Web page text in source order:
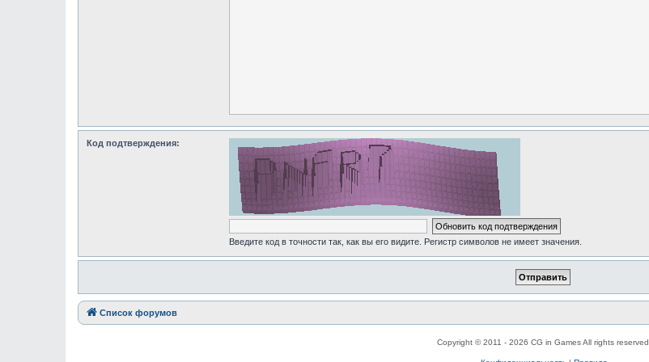
Код подтверждения:
Введите код в точности так, как вы его видите. Регистр символов не имеет значения.
Список форумов
Copyright © 2011 - 2026 CG in Games All rights reserved.